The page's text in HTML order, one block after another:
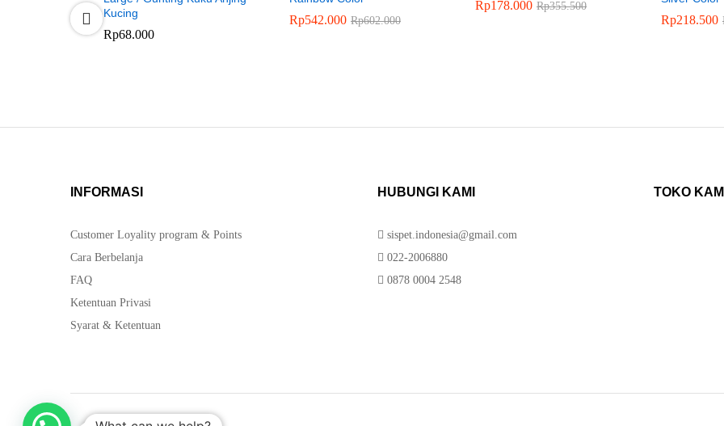
Kucing
Rp68.000
Rp542.000 Rp602.000
Rp178.000 Rp355.500
Rp218.500
INFORMASI
Customer Loyality program & Points
Cara Berbelanja
FAQ
Ketentuan Privasi
Syarat & Ketentuan
HUBUNGI KAMI
sispet.indonesia@gmail.com
022-2006880
0878 0004 2548
TOKO